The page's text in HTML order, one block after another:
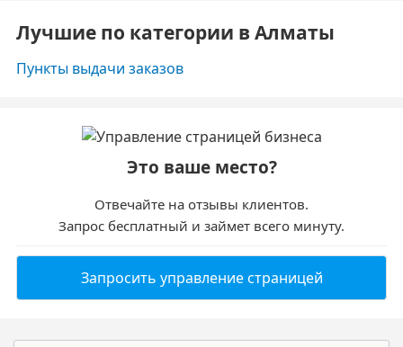
Лучшие по категории в Алматы
Пункты выдачи заказов
Это ваше место?
Отвечайте на отзывы клиентов.
Запрос бесплатный и займет всего минуту.
Запросить управление страницей